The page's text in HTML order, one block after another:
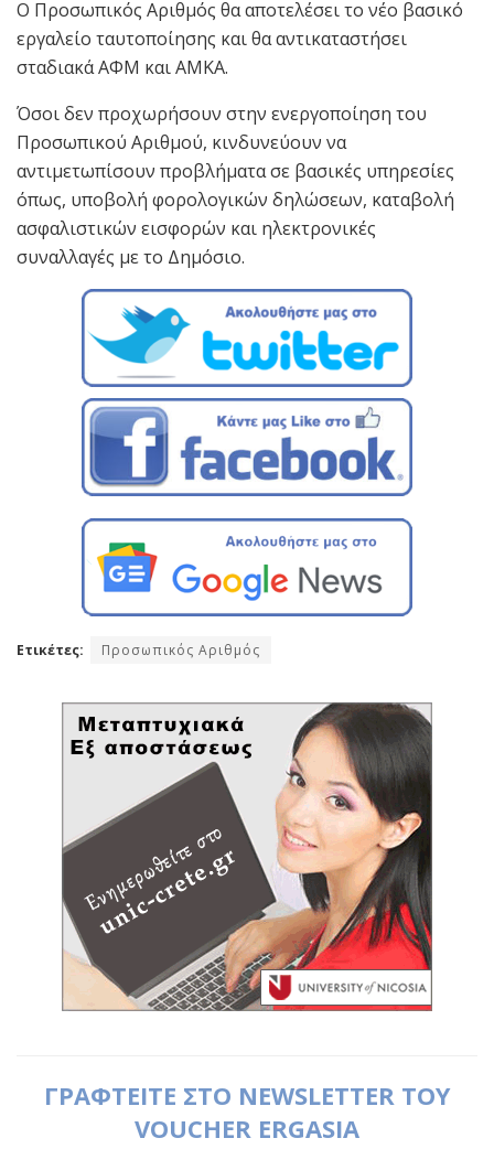
Ο Προσωπικός Αριθμός θα αποτελέσει το νέο βασικό
εργαλείο ταυτοποίησης και θα αντικαταστήσει
σταδιακά ΑΦΜ και ΑΜΚΑ.
Όσοι δεν προχωρήσουν στην ενεργοποίηση του
Προσωπικού Αριθμού, κινδυνεύουν να
αντιμετωπίσουν προβλήματα σε βασικές υπηρεσίες
όπως, υποβολή φορολογικών δηλώσεων, καταβολή
ασφαλιστικών εισφορών και ηλεκτρονικές
συναλλαγές με το Δημόσιο.
Ετικέτες: Προσωπικός Αριθμός
ΓΡΑΦΤΕΙΤΕ ΣΤΟ NEWSLETTER ΤΟΥ
VOUCHER ERGASIA